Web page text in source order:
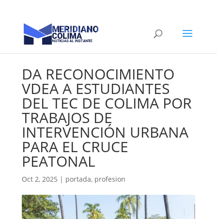
DA RECONOCIMIENTO
VDEA A ESTUDIANTES
DEL TEC DE COLIMA POR
TRABAJOS DE
INTERVENCIÓN URBANA
PARA EL CRUCE
PEATONAL
Oct 2, 2025 | portada, profesion